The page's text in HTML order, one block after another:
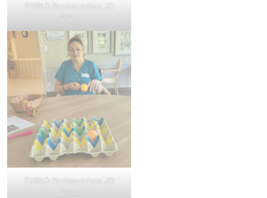
EHPAD Rochecorbon JO
2024
EHPAD Rochecorbon JO
2024